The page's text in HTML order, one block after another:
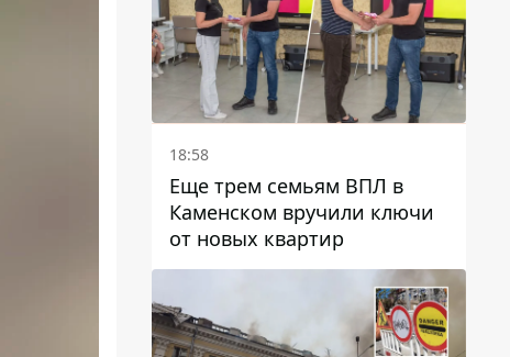
18:58
Еще трем семьям ВПЛ в
Каменском вручили ключи
от новых квартир